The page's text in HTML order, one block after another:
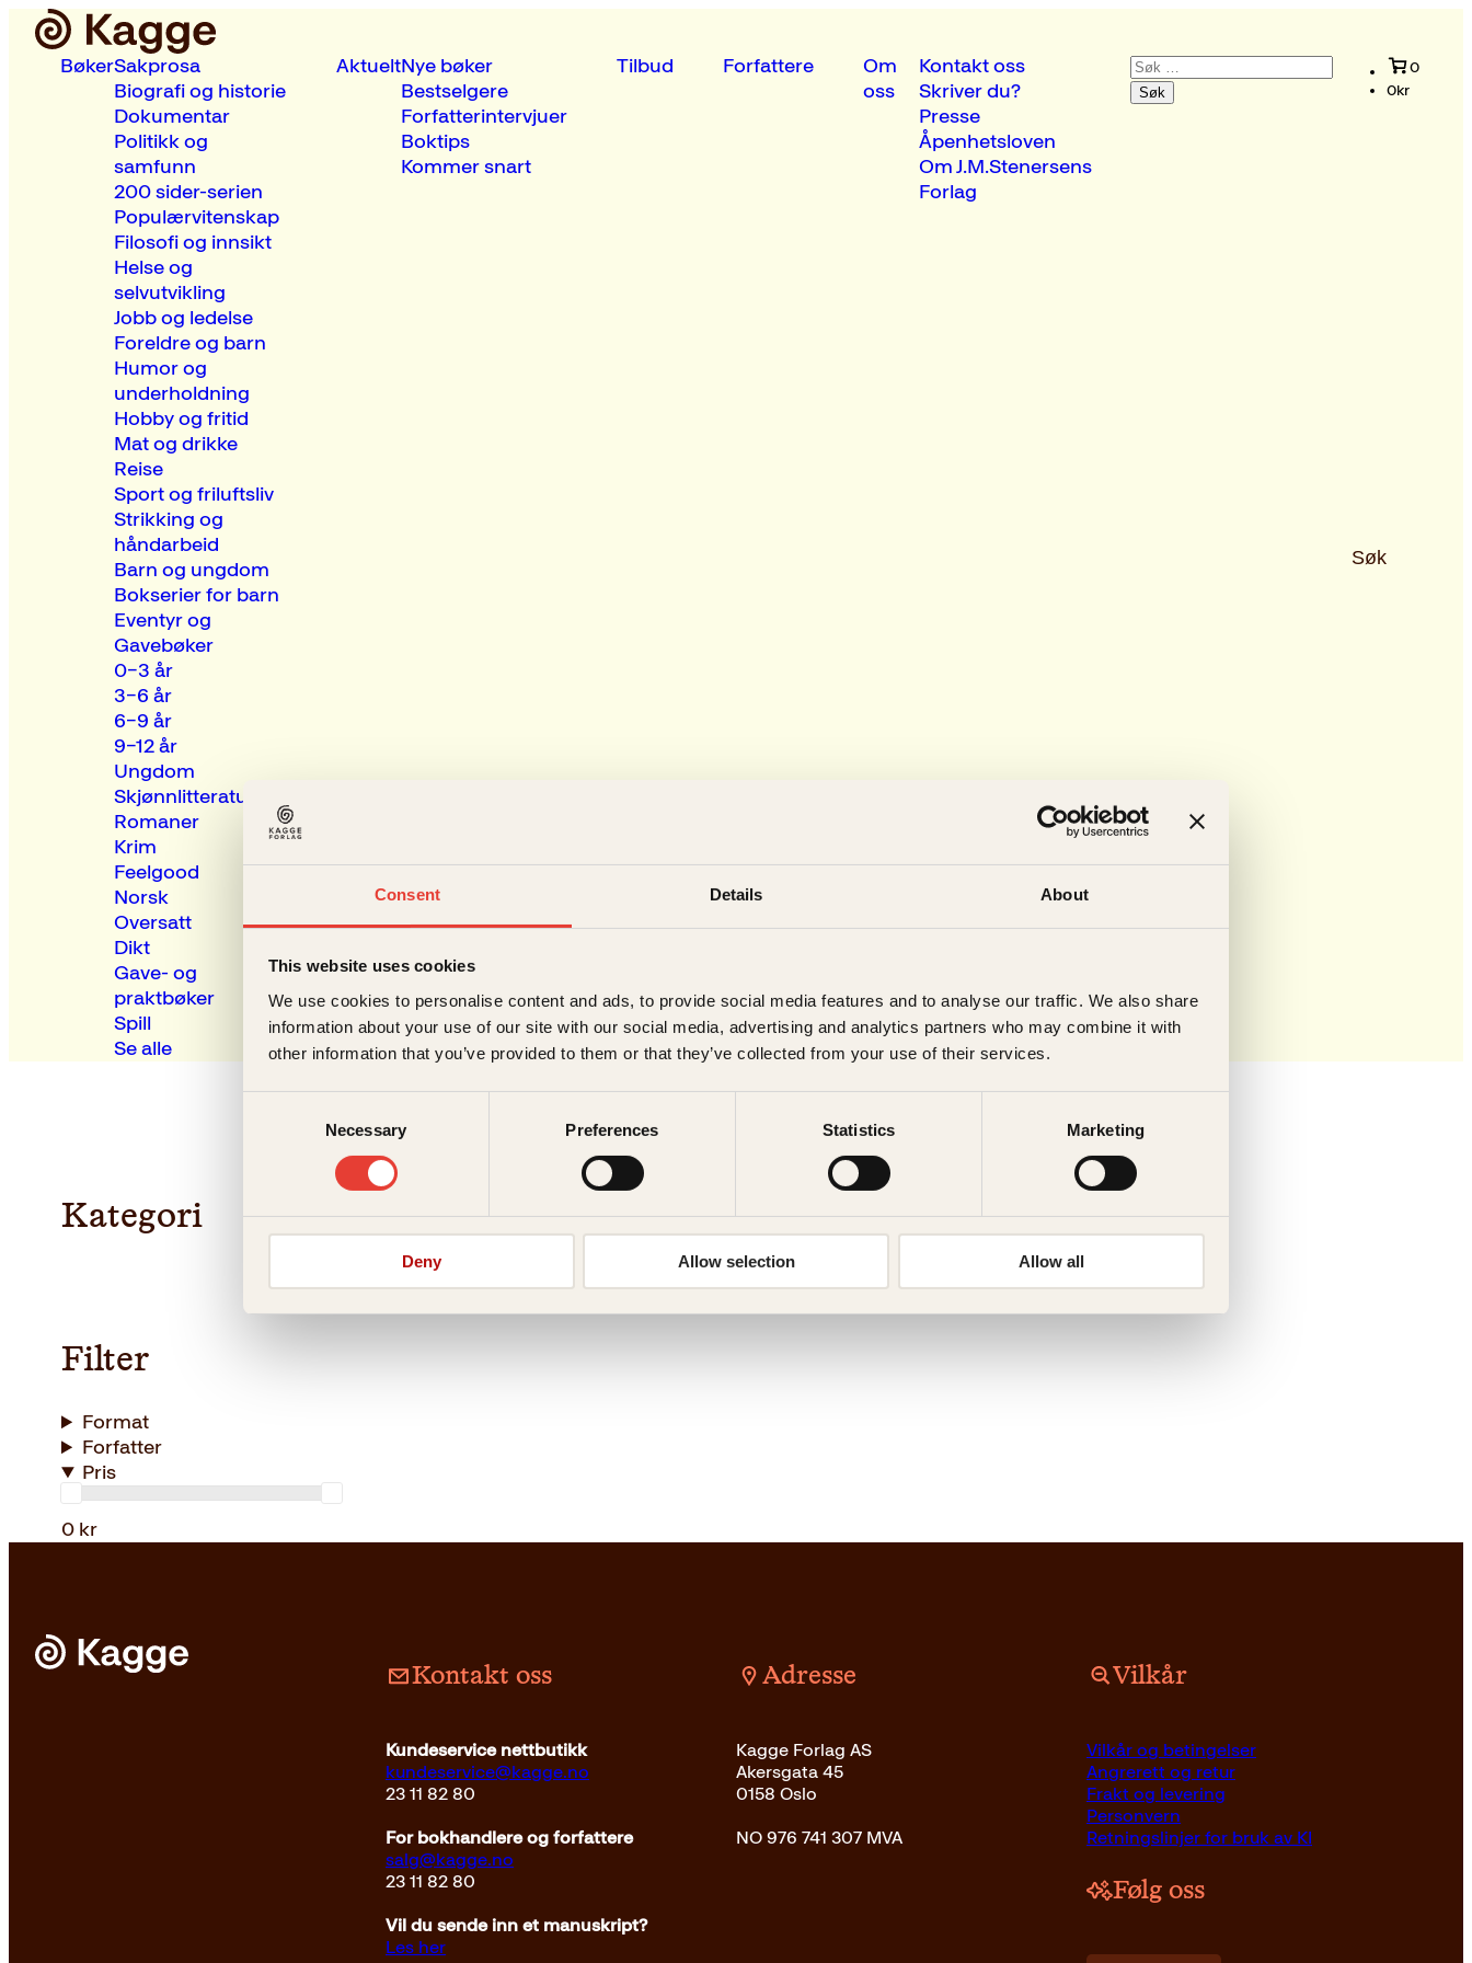
Consent Details About
This website uses cookies
We use cookies to personalise content and ads, to provide social media features and to analyse our traffic. We also share
information about your use of our site with our social media, advertising and analytics partners who may combine it with
other information that you’ve provided to them or that they’ve collected from your use of their services.
Necessary Preferences Statistics Marketing
Deny Allow selection Allow all
BøkerSakprosa
Biografi og historie
Dokumentar
Politikk og
samfunn
200 sider-serien
Populærvitenskap
Filosofi og innsikt
Helse og
selvutvikling
Jobb og ledelse
Foreldre og barn
Humor og
underholdning
Hobby og fritid
Mat og drikke
Reise
Sport og friluftsliv
Strikking og
håndarbeid
Barn og ungdom
Bokserier for barn
Eventyr og
Gavebøker
0–3 år
3–6 år
6–9 år
9–12 år
Ungdom
Skjønnlitteratur
Romaner
Krim
Feelgood
Norsk
Oversatt
Dikt
Gave- og
praktbøker
Spill
Se alle
AktueltNye bøker
Bestselgere
Forfatterintervjuer
Boktips
Kommer snart
Tilbud Forfattere
Om
oss
Kontakt oss
Skriver du?
Presse
Åpenhetsloven
Om J.M.Stenersens
Forlag
Søk
etter:
Søk
0
0kr
Kategori
Filter
Format
Forfatter
Pris
0 kr
Kontakt oss
Kundeservice nettbutikk
kundeservice@kagge.no
23 11 82 80
For bokhandlere og forfattere
salg@kagge.no
23 11 82 80
Vil du sende inn et manuskript?
Les her
Adresse
Kagge Forlag AS
Akersgata 45
0158 Oslo
NO 976 741 307 MVA
Vilkår
Vilkår og betingelser
Angrerett og retur
Frakt og levering
Personvern
Retningslinjer for bruk av KI
Følg oss